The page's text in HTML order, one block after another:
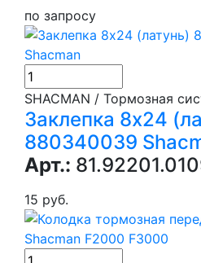
по запросу
SHACMAN / Тормозная
Заклепка 8х24
880340039
Арт.:
15 руб.